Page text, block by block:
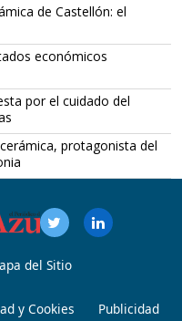
de Castellón: el
económicos
por el cuidado del
protagonista del
del Sitio
y Cookies Publicidad